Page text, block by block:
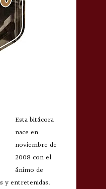
Esta bitácora
nace en
noviembre de
2008 con el
ánimo de
y entretenidas.